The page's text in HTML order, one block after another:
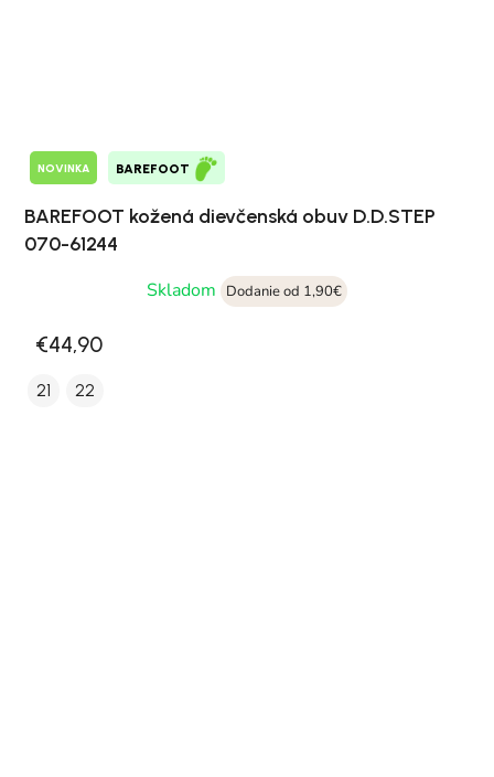
NOVINKA BAREFOOT
BAREFOOT kožená dievčenská obuv D.D.STEP
070-61244
Skladom
Dodanie od 1,90€
€44,90
21 22